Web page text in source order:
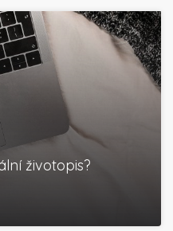
životopis?